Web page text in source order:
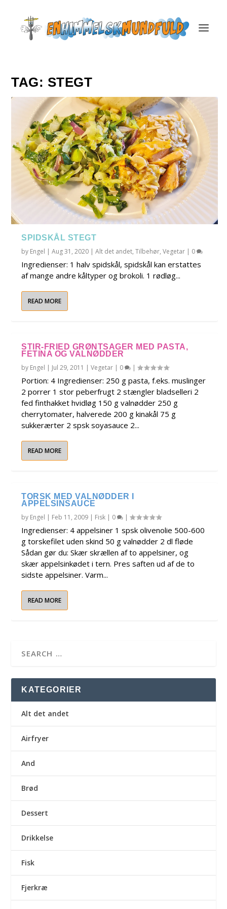
TAG: STEGT
SPIDSKÅL STEGT
by Engel |Aug 31, 2020 |Alt det andet,Tilbehør,Vegetar | 0
Ingredienser: 1 halv spidskål, spidskål kan erstattes
af mange andre kåltyper og brokoli. 1 rødløg...
READ MORE
STIR-FRIED GRØNTSAGER MED PASTA,
FETINA OG VALNØDDER
by Engel | Jul 29, 2011 |Vegetar | 0 |
Portion: 4 Ingredienser: 250 g pasta, f.eks. muslinger
2 porrer 1 stor peberfrugt 2 stængler bladselleri 2
fed finthakket hvidløg 150 g valnødder 250 g
cherrytomater, halverede 200 g kinakål 75 g
sukkerærter 2 spsk soyasauce 2...
READ MORE
TORSK MED VALNØDDER I
APPELSINSAUCE
by Engel | Feb 11, 2009 | Fisk | 0 |
Ingredienser: 4 appelsiner 1 spsk olivenolie 500-600
g torskefilet uden skind 50 g valnødder 2 dl fløde
Sådan gør du: Skær skrællen af to appelsiner, og
skær appelsinkødet i tern. Pres saften ud af de to
sidste appelsiner. Varm...
READ MORE
KATEGORIER
Alt det andet
Airfryer
And
Brød
Dessert
Drikkelse
Fisk
Fjerkræ